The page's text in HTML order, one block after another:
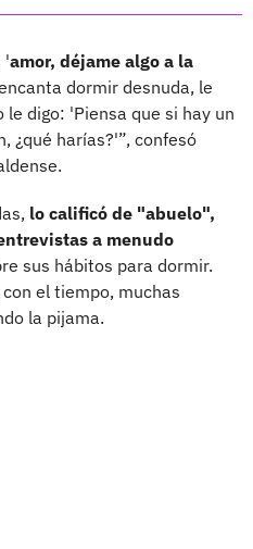
'amor, déjame algo a la
dormir desnuda, le
digo: 'Piensa que si hay un
¿qué harías?'”, confesó
lo calificó de "abuelo",
a menudo
sus hábitos para dormir.
el tiempo, muchas
la pijama.